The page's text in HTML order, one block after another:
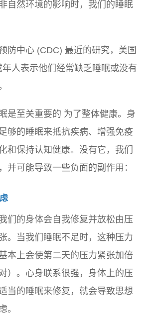
自然环境的影响时，我们的睡眠
防中心 (CDC) 最近的研究，美国
人表示他们经常缺乏睡眠或没有
是至关重要的 为了整体健康。身
够的睡眠来抵抗疾病、增强免疫
和保持认知健康。没有它，我们
并可能导致一些负面的副作用：
们的身体会自我修复并放松由压
。当我们睡眠不足时，这种压力
本上会使第二天的压力紧张加倍
）。心身联系很强，身体上的压
当的睡眠来修复，就会导致思想
。